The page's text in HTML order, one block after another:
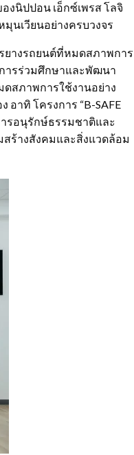
นิปปอน เอ็กซ์เพรส โลจิ
นเวียนอย่างครบวงจร
ยางรถยนต์ที่หมดสภาพการ
ารร่วมศึกษาและพัฒนา
สภาพการใช้งานอย่าง
าทิ โครงการ “B-SAFE
รอนุรักษ์ธรรมชาติและ
ร้างสังคมและสิ่งแวดล้อม